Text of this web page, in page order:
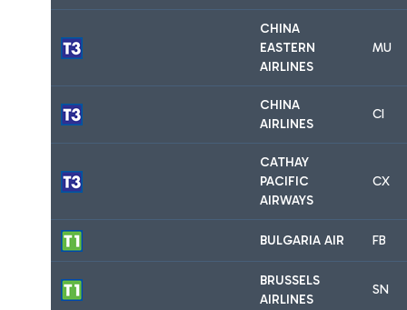
CHINA
EASTERN
AIRLINES
MU
CHINA
AIRLINES
CI
CATHAY
PACIFIC
AIRWAYS
CX
BULGARIA AIR FB
BRUSSELS
AIRLINES
SN